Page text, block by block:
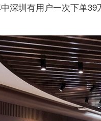
深圳有用户一次下单